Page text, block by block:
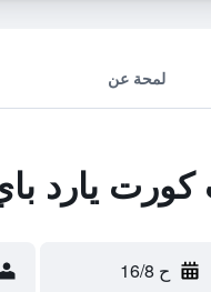
لمحة عن
يارد
ح 16/8